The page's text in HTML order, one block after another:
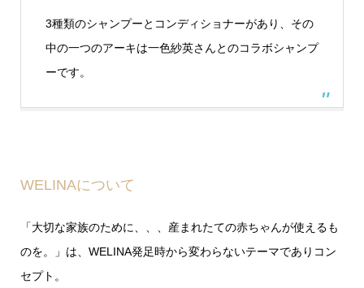
3種類のシャンプーとコンディショナーがあり、その
中の一つのアーキは一色紗英さんとのコラボシャンプ
ーです。
WELINAについて
「大切な家族のために、、、産まれたての赤ちゃんが使えるも
のを。」は、WELINA発足時から変わらないテーマでありコン
セプト。